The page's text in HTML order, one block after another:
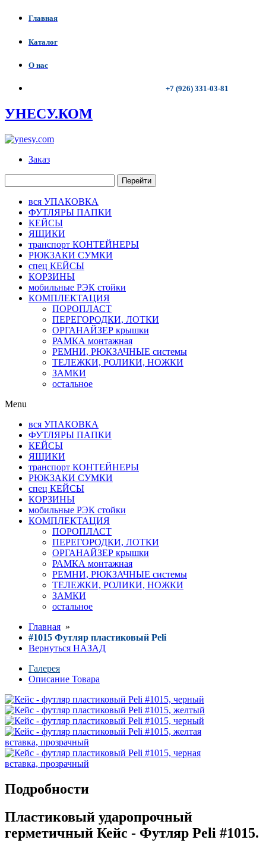
Главная
Каталог
О нас
+7 (926) 331-03-81
УНЕСУ.КОМ
Заказ
Перейти
вся УПАКОВКА
ФУТЛЯРЫ ПАПКИ
КЕЙСЫ
ЯЩИКИ
транспорт КОНТЕЙНЕРЫ
РЮКЗАКИ СУМКИ
спец КЕЙСЫ
КОРЗИНЫ
мобильные РЭК стойки
КОМПЛЕКТАЦИЯ
ПОРОПЛАСТ
ПЕРЕГОРОДКИ, ЛОТКИ
ОРГАНАЙЗЕР крышки
РАМКА монтажная
РЕМНИ, РЮКЗАЧНЫЕ системы
ТЕЛЕЖКИ, РОЛИКИ, НОЖКИ
ЗАМКИ
остальное
Menu
вся УПАКОВКА
ФУТЛЯРЫ ПАПКИ
КЕЙСЫ
ЯЩИКИ
транспорт КОНТЕЙНЕРЫ
РЮКЗАКИ СУМКИ
спец КЕЙСЫ
КОРЗИНЫ
мобильные РЭК стойки
КОМПЛЕКТАЦИЯ
ПОРОПЛАСТ
ПЕРЕГОРОДКИ, ЛОТКИ
ОРГАНАЙЗЕР крышки
РАМКА монтажная
РЕМНИ, РЮКЗАЧНЫЕ системы
ТЕЛЕЖКИ, РОЛИКИ, НОЖКИ
ЗАМКИ
остальное
Главная »
#1015 Футляр пластиковый Peli
Вернуться НАЗАД
Галерея
Описание Товара
Подробности
Пластиковый ударопрочный
герметичный Кейс - Футляр Peli #1015.